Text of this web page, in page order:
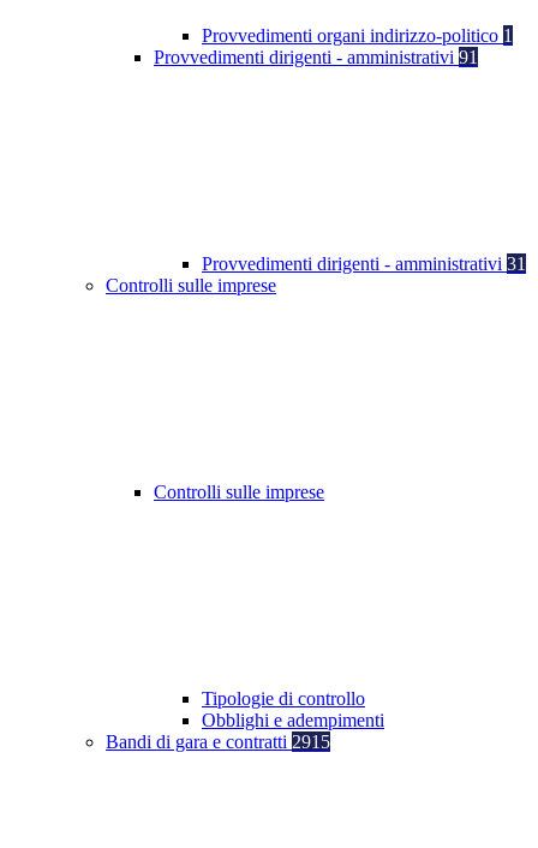
Provvedimenti organi indirizzo-politico 1
Provvedimenti dirigenti - amministrativi 91
Provvedimenti dirigenti - amministrativi 31
Controlli sulle imprese
Controlli sulle imprese
Tipologie di controllo
Obblighi e adempimenti
Bandi di gara e contratti 2915